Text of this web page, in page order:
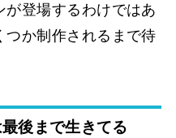
が登場するわけではあ
つか制作されるまで待
後まで生きてる